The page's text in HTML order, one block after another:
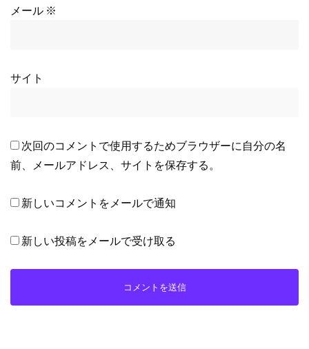
メール ※
サイト
次回のコメントで使用するためブラウザーに自分の名
前、メールアドレス、サイトを保存する。
新しいコメントをメールで通知
新しい投稿をメールで受け取る